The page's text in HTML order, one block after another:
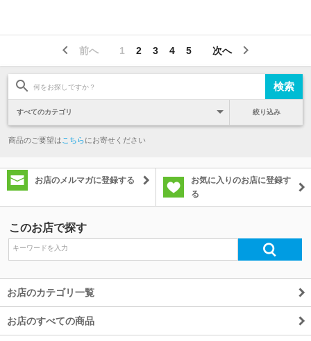
前へ 次へ
1 2 3 4 5
絞り込み
商品のご要望は こちらにお寄せください
お店のメルマガに登録する
お気に入りのお店に登録す
る
このお店で探す
お店のカテゴリ一覧
お店のすべての商品